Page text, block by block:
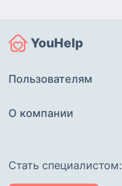
YouHelp
Пользователям
О компании
Cтать специалистом: